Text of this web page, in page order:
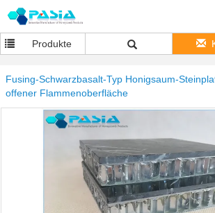
Produkte
Fusing-Schwarzbasalt-Typ Honigsaum-
offener Flammenoberfläche